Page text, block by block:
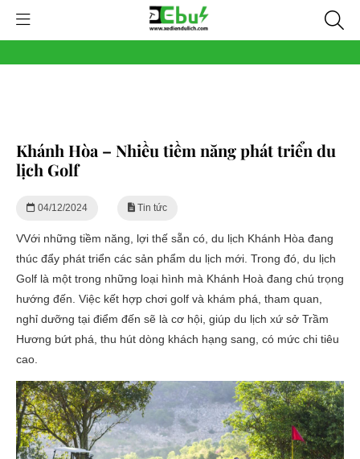
Khánh Hòa – Nhiều tiềm năng phát triển du
lịch Golf
04/12/2024 Tin tức
VVới những tiềm năng, lợi thế sẵn có, du lịch Khánh Hòa đang
thúc đẩy phát triển các sản phẩm du lịch mới. Trong đó, du lịch
Golf là một trong những loại hình mà Khánh Hoà đang chú trọng
hướng đến. Việc kết hợp chơi golf và khám phá, tham quan,
nghỉ dưỡng tại điểm đến sẽ là cơ hội, giúp du lịch xứ sở Trầm
Hương bứt phá, thu hút dòng khách hạng sang, có mức chi tiêu
cao.